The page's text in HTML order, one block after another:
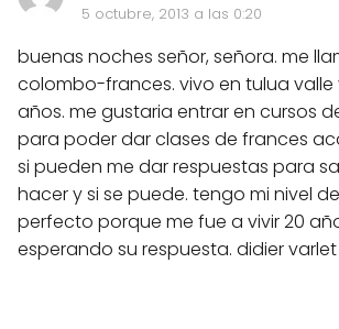
5 octubre, 2013 a las 0:20
buenas noches señor, señora. me
colombo-frances. vivo en tulua valle
años. me gustaria entrar en cursos
para poder dar clases de frances
si pueden me dar respuestas para
hacer y si se puede. tengo mi nivel
perfecto porque me fue a vivir 20
esperando su respuesta. didier